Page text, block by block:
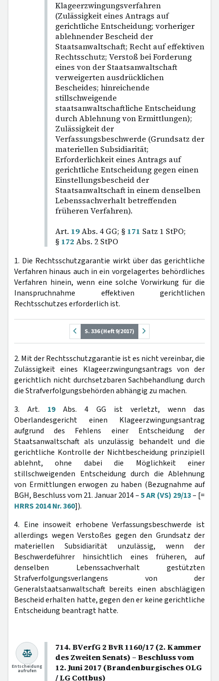
Klageerzwingungsverfahren
(Zulässigkeit eines Antrags auf
gerichtliche Entscheidung; vorheriger
ablehnender Bescheid der
Staatsanwaltschaft; Recht auf effektiven
Rechtsschutz; Verstoß bei Forderung
eines von der Staatsanwaltschaft
verweigerten ausdrücklichen
Bescheides; hinreichende
stillschweigende
staatsanwaltschaftliche Entscheidung
durch Ablehnung von Ermittlungen);
Zulässigkeit der
Verfassungsbeschwerde (Grundsatz der
materiellen Subsidiarität;
Erforderlichkeit eines Antrags auf
gerichtliche Entscheidung gegen einen
Einstellungsbescheid der
Staatsanwaltschaft in einem denselben
Lebenssachverhalt betreffenden
früheren Verfahren).
Art. 19Abs. 4 GG; § 171 Satz 1 StPO;
§ 172 Abs. 2 StPO
1. Die Rechtsschutzgarantie wirkt über das gerichtliche
Verfahren hinaus auch in ein vorgelagertes behördliches
Verfahren hinein, wenn eine solche Vorwirkung für die
Inanspruchnahme effektiven gerichtlichen
Rechtsschutzes erforderlich ist.
S. 336 (Heft 9/2017)
2. Mit der Rechtsschutzgarantie ist es nicht vereinbar, die
Zulässigkeit eines Klageerzwingungsantrags von der
gerichtlich nicht durchsetzbaren Sachbehandlung durch
die Strafverfolgungsbehörden abhängig zu machen.
3. Art. 19Abs. 4 GG ist verletzt, wenn das
Oberlandesgericht einen Klageerzwingungsantrag
aufgrund des Fehlens einer Entscheidung der
Staatsanwaltschaft als unzulässig behandelt und die
gerichtliche Kontrolle der Nichtbescheidung prinzipiell
ablehnt, ohne dabei die Möglichkeit einer
stillschweigenden Entscheidung durch die Ablehnung
von Ermittlungen erwogen zu haben (Bezugnahme auf
BGH, Beschluss vom 21. Januar 2014 –5 AR (VS) 29/13– [=
HRRS 2014 Nr. 360]).
4. Eine insoweit erhobene Verfassungsbeschwerde ist
allerdings wegen Verstoßes gegen den Grundsatz der
materiellen Subsidiarität unzulässig, wenn der
Beschwerdeführer hinsichtlich eines früheren, auf
denselben Lebenssachverhalt gestützten
Strafverfolgungsverlangens von der
Generalstaatsanwaltschaft bereits einen abschlägigen
Bescheid erhalten hatte, gegen den er keine gerichtliche
Entscheidung beantragt hatte.
714. BVerfG 2 BvR 1160/17 (2. Kammer
des Zweiten Senats) – Beschluss vom
12. Juni 2017 (Brandenburgisches OLG
/ LG Cottbus)
Entscheidung
aufrufen